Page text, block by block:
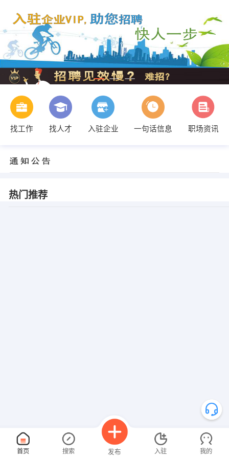
找工作 找人才 入驻企业 一句话信息 职场资讯
热门推荐
首页 搜索 发布 入驻 我的